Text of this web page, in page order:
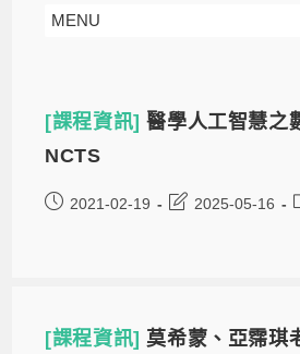
MENU
[課程資訊]醫學人工智慧之
NCTS
2021-02-19 2025-05-16
[課程資訊] 莫希蒙、亞霈琪